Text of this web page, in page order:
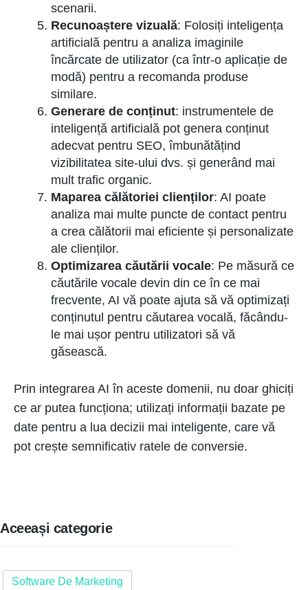
scenarii.
Recunoaștere vizuală: Folosiți inteligența
artificială pentru a analiza imaginile
încărcate de utilizator (ca într-o aplicație de
modă) pentru a recomanda produse
similare.
Generare de conținut: instrumentele de
inteligență artificială pot genera conținut
adecvat pentru SEO, îmbunătățind
vizibilitatea site-ului dvs. și generând mai
mult trafic organic.
Maparea călătoriei clienților: AI poate
analiza mai multe puncte de contact pentru
a crea călătorii mai eficiente și personalizate
ale clienților.
Optimizarea căutării vocale: Pe măsură ce
căutările vocale devin din ce în ce mai
frecvente, AI vă poate ajuta să vă optimizați
conținutul pentru căutarea vocală, făcându-
le mai ușor pentru utilizatori să vă
găsească.
Prin integrarea AI în aceste domenii, nu doar ghiciți
ce ar putea funcționa; utilizați informații bazate pe
date pentru a lua decizii mai inteligente, care vă
pot crește semnificativ ratele de conversie.
Aceeași categorie
Software De Marketing